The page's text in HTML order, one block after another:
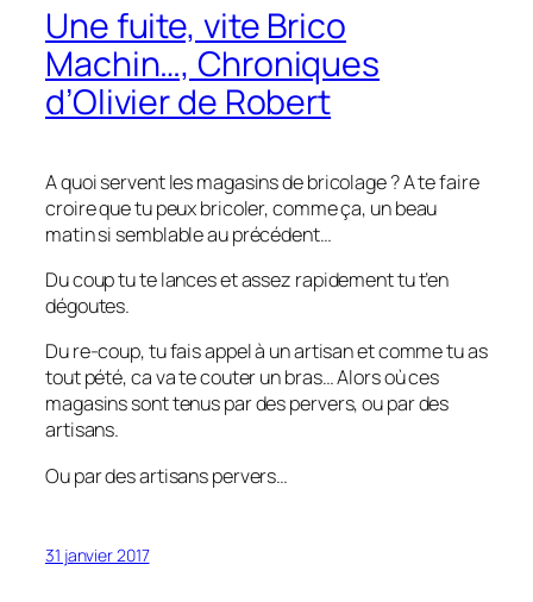
Une fuite, vite Brico
Machin…, Chroniques
d’Olivier de Robert
A quoi servent les magasins de bricolage ? A te faire
croire que tu peux bricoler, comme ça, un beau
matin si semblable au précédent…
Du coup tu te lances et assez rapidement tu t’en
dégoutes.
Du re-coup, tu fais appel à un artisan et comme tu as
tout pété, ca va te couter un bras… Alors où ces
magasins sont tenus par des pervers, ou par des
artisans.
Ou par des artisans pervers…
31 janvier 2017